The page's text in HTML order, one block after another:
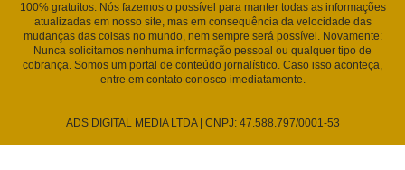
100% gratuitos. Nós fazemos o possível para manter todas as informações
atualizadas em nosso site, mas em consequência da velocidade das
mudanças das coisas no mundo, nem sempre será possível. Novamente:
Nunca solicitamos nenhuma informação pessoal ou qualquer tipo de
cobrança. Somos um portal de conteúdo jornalístico. Caso isso aconteça,
entre em contato conosco imediatamente.
ADS DIGITAL MEDIA LTDA | CNPJ: 47.588.797/0001-53